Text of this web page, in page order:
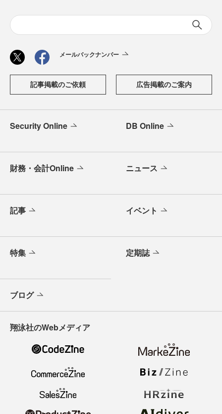
メールバックナンバー
記事掲載のご依頼 広告掲載のご案内
Security Online DB Online
財務・会計Online ニュース
記事 イベント
特集 定期誌
ブログ
翔泳社のWebメディア